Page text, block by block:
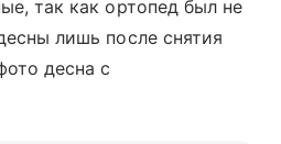
так как ортопед был не
лишь после снятия
десна с